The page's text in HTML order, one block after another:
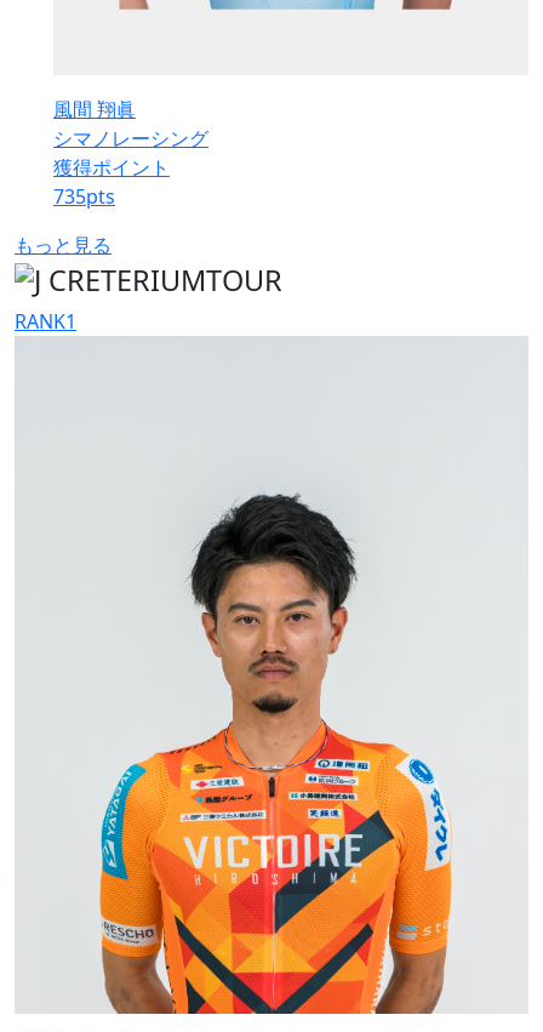
風間 翔眞
シマノレーシング
獲得ポイント
735pts
もっと見る
RANK1